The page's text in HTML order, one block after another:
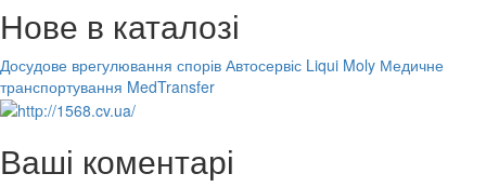
Нове в каталозі
Досудове врегулювання спорів Автосервіс Liqui Moly Медичне
транспортування MedTransfer
Ваші коментарі